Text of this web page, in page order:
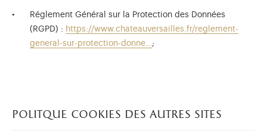
Réglement Général sur la Protection des Données
(RGPD) : https://www.chateauversailles.fr/reglement-
general-sur-protection-donne…;
politque cookies des autres sites